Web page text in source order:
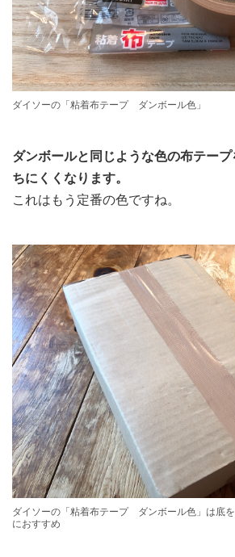
ダイソーの「粘着布テープ ダンボール色」
ダンボールと同じような色の布テー
ちにくくなります。
これはもう定番の色ですね。
ダイソーの「粘着布テープ ダンボール色」は底
におすすめ